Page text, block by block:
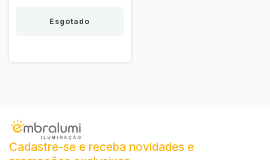
Esgotado
Cadastre-se e receba novidades e